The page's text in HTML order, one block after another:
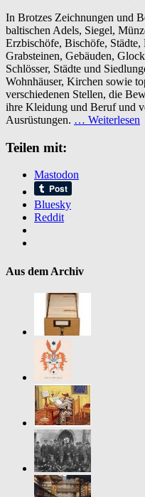
In Brotzes Zeichnungen und
baltischen Adels, Siegel,
Erzbischöfe, Bischöfe,
Grabsteinen, Gebäuden,
Schlösser, Städte und
Wohnhäuser, Kirchen sowie
verschiedenen Stellen, die
ihre Kleidung und Beruf und
Ausrüstungen. … Weiterlesen
Teilen mit:
Mastodon
Bluesky
Reddit
Aus dem Archiv